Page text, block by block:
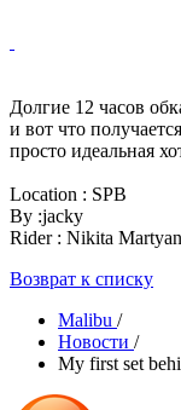
Долгие 12 часов
и вот что
просто идеальная
Location : SPB
By :jacky
Rider : Nikita
Возврат к списку
Malibu /
Новости /
My first set